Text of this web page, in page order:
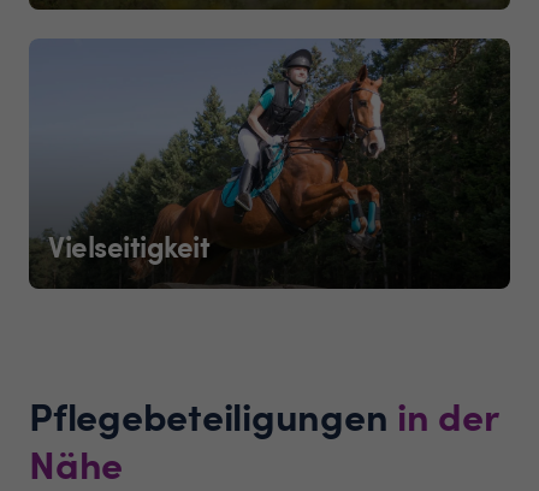
Vielseitigkeit
Pflegebeteiligungen in der
Nähe